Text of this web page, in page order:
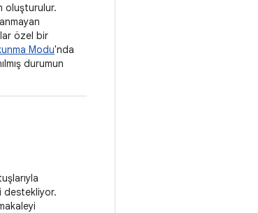
oluşturulur.
özel bir
Modu'nda
durumun
destekliyor.